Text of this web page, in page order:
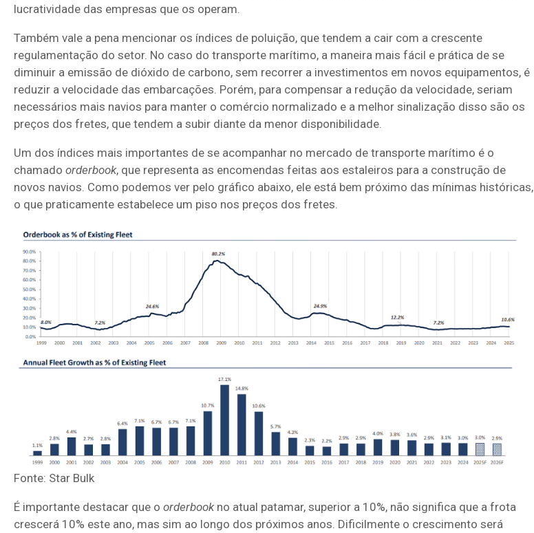
lucratividade das empresas que os operam.
Também vale a pena mencionar os índices de poluição, que tendem a cair com a crescente
regulamentação do setor. No caso do transporte marítimo, a maneira mais fácil e prática de se
diminuir a emissão de dióxido de carbono, sem recorrer a investimentos em novos equipamentos, é
reduzir a velocidade das embarcações. Porém, para compensar a redução da velocidade, seriam
necessários mais navios para manter o comércio normalizado e a melhor sinalização disso são os
preços dos fretes, que tendem a subir diante da menor disponibilidade.
Um dos índices mais importantes de se acompanhar no mercado de transporte marítimo é o
chamado orderbook, que representa as encomendas feitas aos estaleiros para a construção de
novos navios. Como podemos ver pelo gráfico abaixo, ele está bem próximo das mínimas históricas,
o que praticamente estabelece um piso nos preços dos fretes.
Fonte: Star Bulk
É importante destacar que o orderbook no atual patamar, superior a 10%, não significa que a frota
crescerá 10% este ano, mas sim ao longo dos próximos anos. Dificilmente o crescimento será